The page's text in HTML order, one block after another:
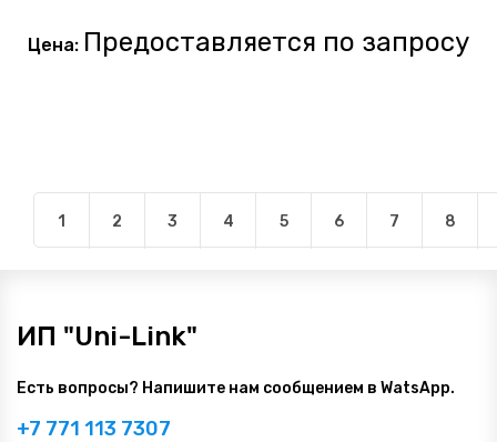
Цена: Предоставляется по запросу
1 2 3 4 5 6 7 8
ИП "Uni-Link"
Есть вопросы? Напишите нам сообщением в WatsApp.
+7 771 113 7307